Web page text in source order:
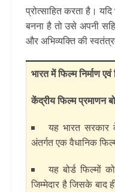
प्रोत्साहित करता है।
बनना है तो उसे अपनी
और अभिव्यक्ति की
भारत में फिल्म निर्माण
केंद्रीय फिल्म प्रमाणन
यह भारत
अंतर्गत एक वैधानिक
यह बोर्ड फिल्मों
जिम्मेदार है जिसके बाद